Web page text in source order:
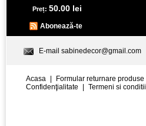
Preț: 50.00 lei
Abonează-te
E-mail sabinedecor@gmail.com
Acasa Formular returnare produse
Confidenţialitate
Termeni si conditii